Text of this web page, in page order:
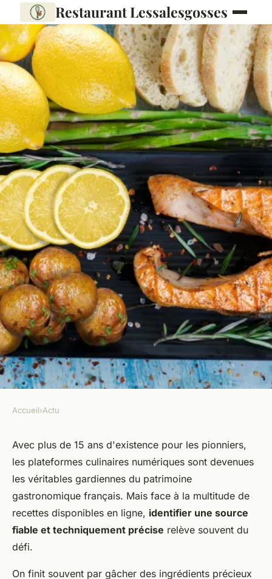
Restaurant Lessalesgosses
Blog de cuisine française | Top
et guide 2026
Anicette•06/05/2026 09:58•10 min de lecture
Accueil›Actu
Avec plus de 15 ans d'existence pour les pionniers,
les plateformes culinaires numériques sont devenues
les véritables gardiennes du patrimoine
gastronomique français. Mais face à la multitude de
recettes disponibles en ligne, identifier une source
fiable et techniquement précise relève souvent du
défi.
On finit souvent par gâcher des ingrédients précieux